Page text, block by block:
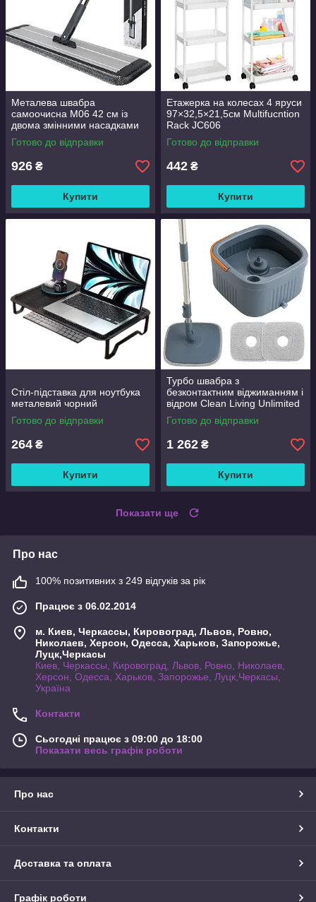
Металева швабра
самоочисна M06 42 см із
двома змінними насадками
Готово до відправки
926 ₴
Купити
Етажерка на колесах 4 яруси
97×32,5×21,5см Multifucntion
Rack JC606
Готово до відправки
442 ₴
Купити
Стіл-підставка для ноутбука
металевий чорний
Готово до відправки
264 ₴
Купити
Турбо швабра з
безконтактним віджиманням і
відром Clean Living Unlimited
Control
Готово до відправки
1 262 ₴
Купити
Показати ще
Про нас
100% позитивних з 249 відгуків за рік
Працює з 06.02.2014
м. Киев, Черкассы, Кировоград, Львов, Ровно,
Николаев, Херсон, Одесса, Харьков, Запорожье,
Луцк,Черкасы
Киев, Черкассы, Кировоград, Львов, Ровно, Николаев,
Херсон, Одесса, Харьков, Запорожье, Луцк,Черкасы,
Україна
Контакти
Сьогодні працює з 09:00 до 18:00
Показати весь графік роботи
Про нас
Контакти
Доставка та оплата
Графік роботи